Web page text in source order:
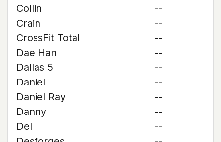
Collin
--
Crain
--
CrossFit Total
--
Dae Han
--
Dallas 5
--
Daniel
--
Daniel Ray
--
Danny
--
Del
--